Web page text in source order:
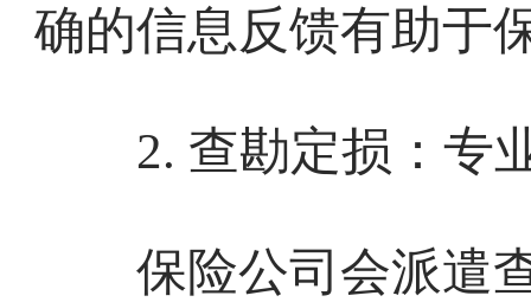
确的信息反馈有助于
2. 查勘定损：专业
保险公司会派遣查